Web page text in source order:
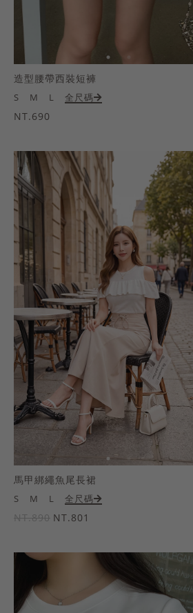
造型腰帶西裝短褲
S M L 全尺碼
NT.690
馬甲綁繩魚尾長裙
S M L 全尺碼
NT.890 NT.801